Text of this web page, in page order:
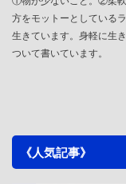
方をモットーとしている
生きています。身軽に生
ついて書いています。
《人気記事》